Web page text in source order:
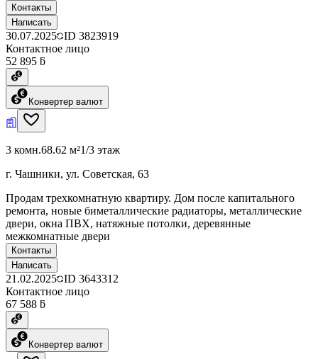
Контакты
Написать
30.07.2025 ID 3823919
Контактное лицо
52 895 ƃ
Конвертер валют
3 комн.68.62 м²1/3 этаж
г. Чашники, ул. Советская, 63
Продам трехкомнатную квартиру. Дом после капитального
ремонта, новые биметаллические радиаторы, металлические
двери, окна ПВХ, натяжные потолки, деревянные
межкомнатные двери
Контакты
Написать
21.02.2025 ID 3643312
Контактное лицо
67 588 ƃ
Конвертер валют